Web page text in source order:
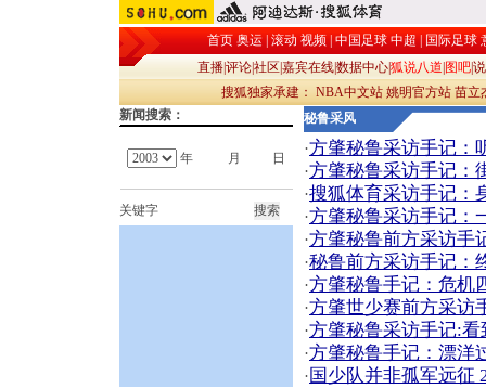
首页 奥运| 滚动 视频| 中国足球 中超 国际足球
直播评论社区 嘉宾在线数据中心狐说八道 图吧
搜狐独家承建： NBA中文站 姚明官方站 苗立
新闻搜索：
年 月 日
关键字
秘鲁采风
·方肇秘鲁采访手记：
·方肇秘鲁采访手记：
·搜狐体育采访手记：
·方肇秘鲁采访手记：
·方肇秘鲁前方采访手
·秘鲁前方采访手记：
·方肇秘鲁手记：危机
·方肇世少赛前方采访
·方肇秘鲁采访手记:
·方肇秘鲁手记：漂洋
·国少队并非孤军远征